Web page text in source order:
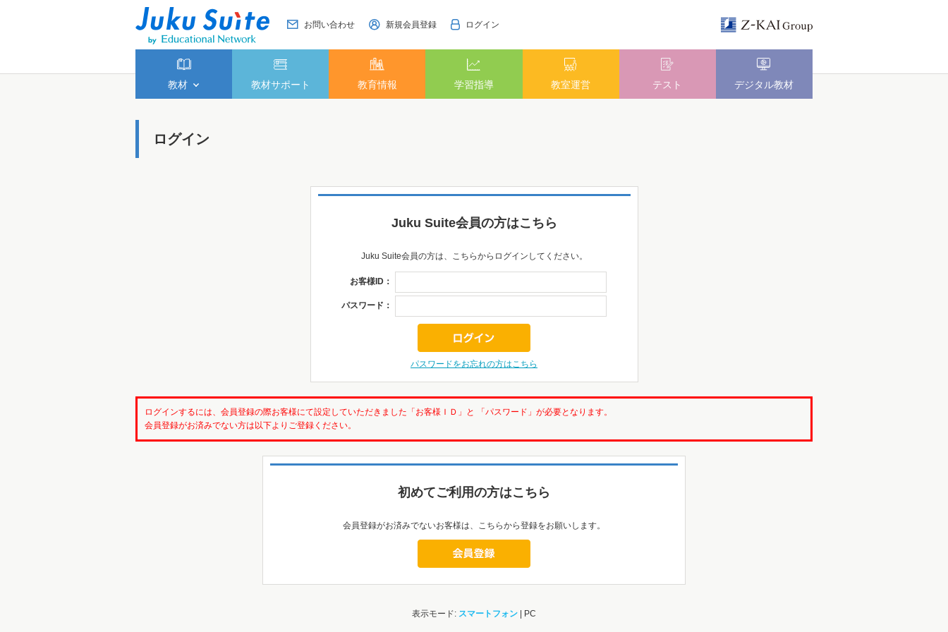
お問い合わせ 新規会員登録 ログイン
教材 教材サポート 教育情報 学習指導 教室運営 テスト デジタル教材
ログイン
Juku Suite会員の方はこちら
Juku Suite会員の方は、こちらからログインしてください。
お客様ID：
パスワード：
パスワードをお忘れの方はこちら
ログインするには、会員登録の際お客様にて設定していただきました「お客様ＩＤ」と 「パスワード」が必要となります。
会員登録がお済みでない方は以下よりご登録ください。
初めてご利用の方はこちら
会員登録がお済みでないお客様は、こちらから登録をお願いします。
表示モード: スマートフォン | PC